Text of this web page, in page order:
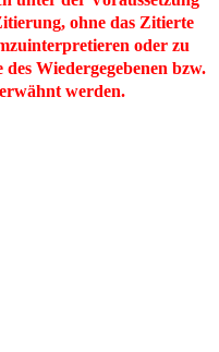
ohne das Zitierte
oder zu
Wiedergegebenen bzw.
werden.